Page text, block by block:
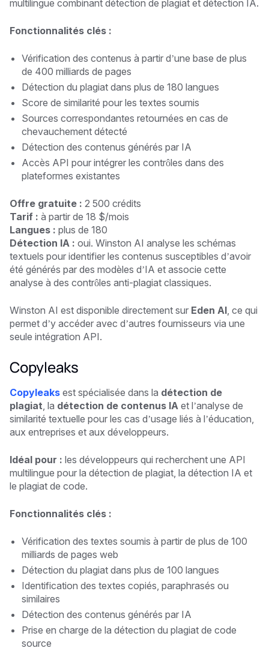
multilingue combinant détection de plagiat et détection IA.
Fonctionnalités clés :
Vérification des contenus à partir d’une base de plus
de 400 milliards de pages
Détection du plagiat dans plus de 180 langues
Score de similarité pour les textes soumis
Sources correspondantes retournées en cas de
chevauchement détecté
Détection des contenus générés par IA
Accès API pour intégrer les contrôles dans des
plateformes existantes
Offre gratuite : 2 500 crédits
Tarif : à partir de 18 $/mois
Langues : plus de 180
Détection IA : oui. Winston AI analyse les schémas
textuels pour identifier les contenus susceptibles d’avoir
été générés par des modèles d’IA et associe cette
analyse à des contrôles anti-plagiat classiques.
Winston AI est disponible directement sur Eden AI , ce qui
permet d’y accéder avec d’autres fournisseurs via une
seule intégration API.
Copyleaks
Copyleaks est spécialisée dans la détection de
plagiat , la détection de contenus IA et l’analyse de
similarité textuelle pour les cas d’usage liés à l’éducation,
aux entreprises et aux développeurs.
Idéal pour : les développeurs qui recherchent une API
multilingue pour la détection de plagiat, la détection IA et
le plagiat de code.
Fonctionnalités clés :
Vérification des textes soumis à partir de plus de 100
milliards de pages web
Détection du plagiat dans plus de 100 langues
Identification des textes copiés, paraphrasés ou
similaires
Détection des contenus générés par IA
Prise en charge de la détection du plagiat de code
source